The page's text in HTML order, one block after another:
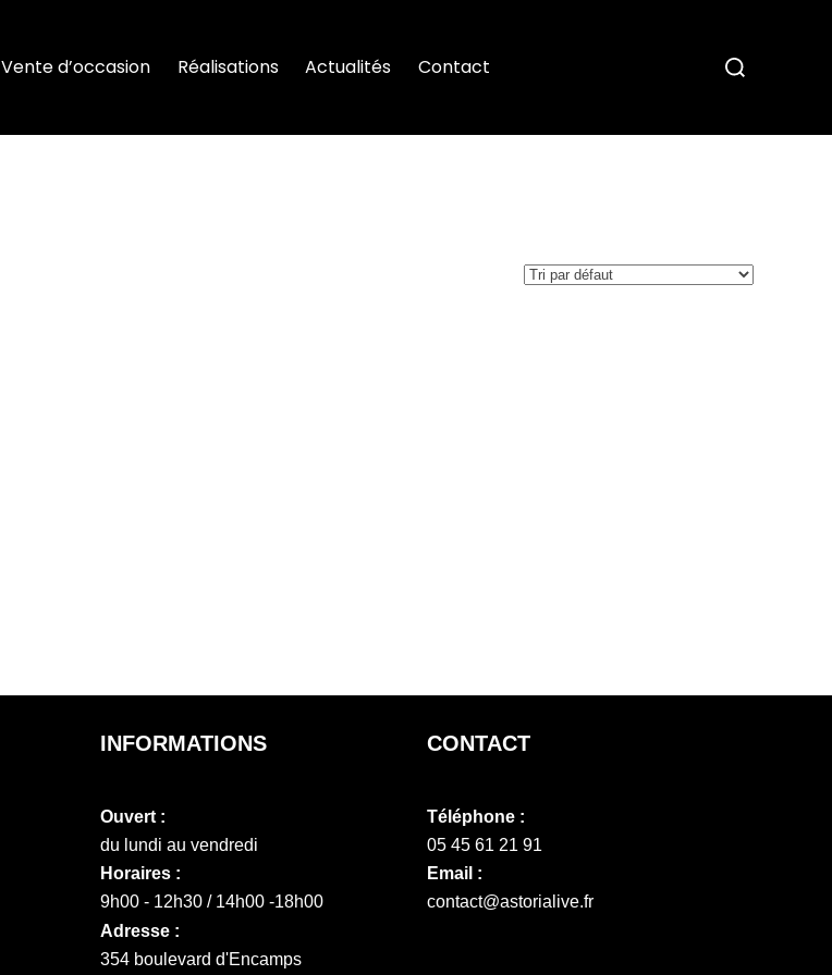
Vente d’occasion Réalisations Actualités Contact
INFORMATIONS
Ouvert :
du lundi au vendredi
Horaires :
9h00 - 12h30 / 14h00 -18h00
Adresse :
354 boulevard d'Encamps
CONTACT
Téléphone :
05 45 61 21 91
Email :
contact@astorialive.fr